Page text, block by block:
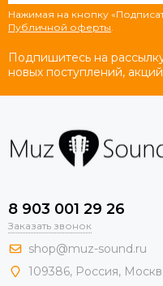
Нажимая на кнопку
Публичной оферты
Подпишитесь на
новых поступлений,
8 903 001 29 26
Заказать звонок
shop@muz-sound.ru
109386, Россия,